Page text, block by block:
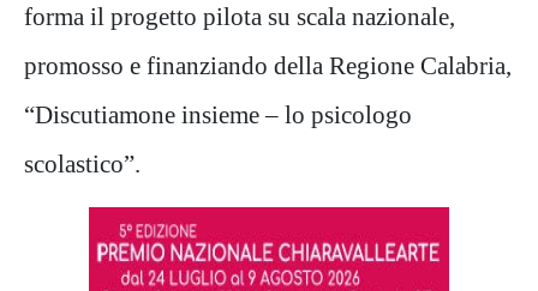
forma il progetto pilota su scala nazionale,
promosso e finanziando della Regione Calabria,
“Discutiamone insieme – lo psicologo
scolastico”.